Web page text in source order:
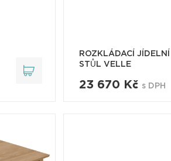
ROZKLÁDACÍ JÍDELNÍ
STŮL VELLE
23 670 Kč s DPH